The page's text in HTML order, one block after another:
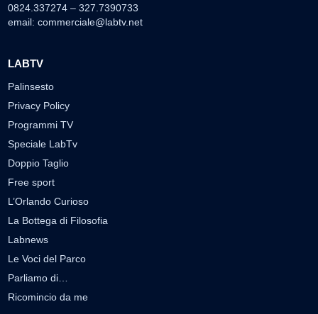
0824.337274 – 327.7390733
email: commerciale@labtv.net
LABTV
Palinsesto
Privacy Policy
Programmi TV
Speciale LabTv
Doppio Taglio
Free sport
L’Orlando Curioso
La Bottega di Filosofia
Labnews
Le Voci del Parco
Parliamo di…
Ricomincio da me